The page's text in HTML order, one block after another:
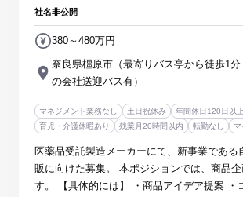
社名非公開
奈良県橿原市（最寄りバス亭から徒歩1分
の会社送迎バス有）
380～480万円
マネジメント業務なし 土日祝休み
年間休日120日以上
育児・介護休暇あり
残業月20時間以内 転勤なし
医薬品受託製造メーカーにて、新事業である
販に向けた募集。 本ポジションでは、商品企
す。 【具体的には】 ・商品アイデア提案 ・コンセプト開発